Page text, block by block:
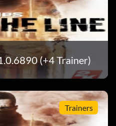
(+4 Trainer)
Trainers